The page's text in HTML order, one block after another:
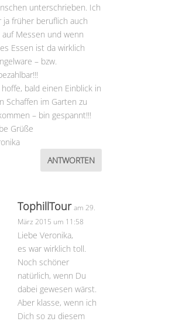
unterschrieben. Ich
ja früher beruflich auch
auf Messen und wenn
Essen ist da wirklich
– bzw.
bald einen Einblick in
Schaffen im Garten zu
– bin gespannt!!!
Grüße
ANTWORTEN
TophillTour am 29.
März 2015 um 11:58
Liebe Veronika,
es war wirklich toll.
Noch schöner
natürlich, wenn Du
dabei gewesen wärst.
Aber klasse, wenn ich
Dich so zu diesem